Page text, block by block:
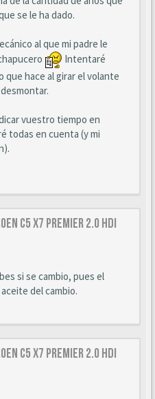
se le ha dado.
al que mi padre le
Intentaré
que hace al girar el volante
vuestro tiempo en
todas en cuenta (y mi
C5 X7 Premier 2.0 HDi
si se cambio, pues el
del cambio.
C5 X7 Premier 2.0 HDi